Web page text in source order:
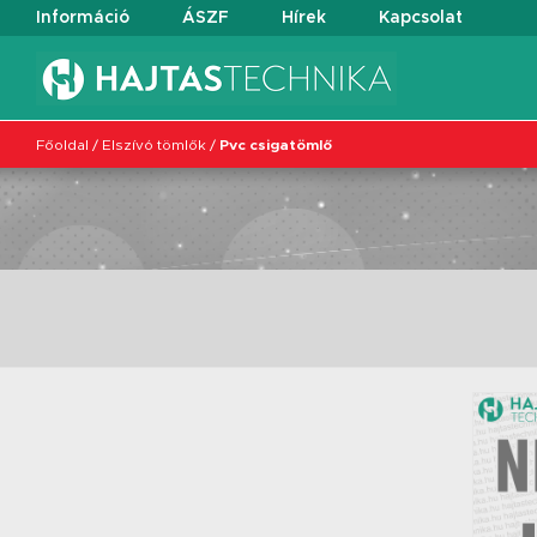
Információ ÁSZF Hírek Kapcsolat
Főoldal / Elszívó tömlők / Pvc csigatömlő